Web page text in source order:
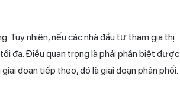
Tuy nhiên, nếu các nhà đầu tư tham gia thị
đa. Điều quan trọng là phải phân biệt được
đoạn tiếp theo, đó là giai đoạn phân phối.